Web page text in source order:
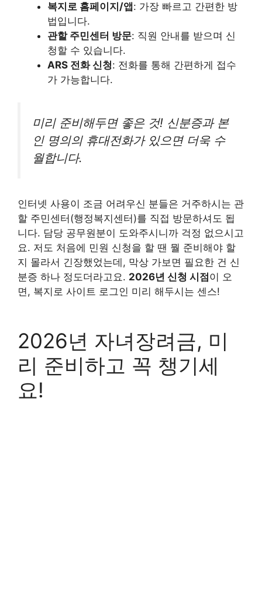
복지로 홈페이지/앱 : 가장 빠르고 간편한 방
법입니다.
관할 주민센터 방문: 직원 안내를 받으며 신
청할 수 있습니다.
ARS 전화 신청: 전화를 통해 간편하게 접수
가 가능합니다.
미리 준비해두면 좋은 것! 신분증과 본
인 명의의 휴대전화가 있으면 더욱 수
월합니다.
인터넷 사용이 조금 어려우신 분들은 거주하시는 관
할 주민센터(행정복지센터)를 직접 방문하셔도 됩
니다. 담당 공무원분이 도와주시니까 걱정 없으시고
요. 저도 처음에 민원 신청을 할 땐 뭘 준비해야 할
지 몰라서 긴장했었는데, 막상 가보면 필요한 건 신
분증 하나 정도더라고요. 2026년 신청 시점이 오
면, 복지로 사이트 로그인 미리 해두시는 센스!
2026년 자녀장려금, 미
리 준비하고 꼭 챙기세
요!